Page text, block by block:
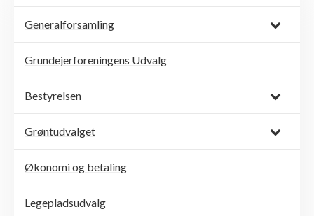
Generalforsamling
Grundejerforeningens Udvalg
Bestyrelsen
Grøntudvalget
Økonomi og betaling
Legepladsudvalg